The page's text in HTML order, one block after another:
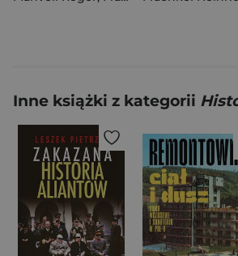
Inne książki z kategorii